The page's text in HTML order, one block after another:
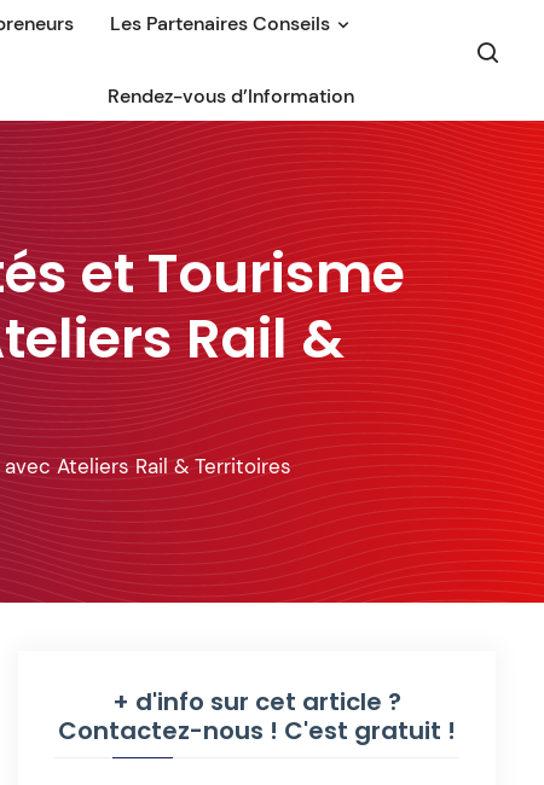
Les Partenaires Conseils
Rendez-vous d’Information
et Tourisme
Rail &
Ateliers Rail & Territoires
+ d'info sur cet article ?
Contactez-nous ! C'est gratuit !